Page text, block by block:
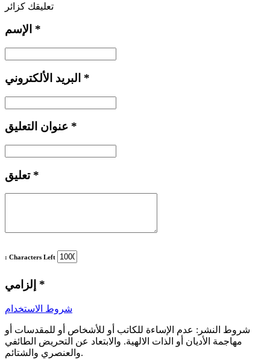
تعليقك كزائر
*
*
*
تعليق *
: Characters Left
*
شروط الاستخدام
شروط النشر: عدم الإساءة للكاتب أو للأشخاص أو للمقدسات أو
مهاجمة الأديان أو الذات الالهية. والابتعاد عن التحريض الطائفي
والعنصري والشتائم.